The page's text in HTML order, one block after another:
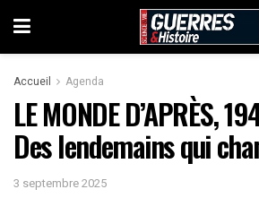
Accueil Agenda
LE MONDE D’APRÈS,
Des lendemains qui
3 septembre 2025